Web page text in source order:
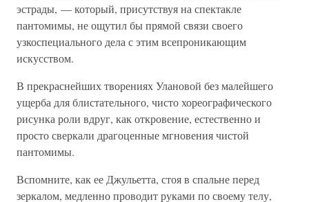
эстрады, — который, присутствуя на спектакле
пантомимы, не ощутил бы прямой связи своего
узкоспециального дела с этим всепроникающим
искусством.
В прекраснейших творениях Улановой без малейшего
ущерба для блистательного, чисто хореографического
рисунка роли вдруг, как откровение, естественно и
просто сверкали драгоценные мгновения чистой
пантомимы.
Вспомните, как ее Джульетта, стоя в спальне перед
зеркалом, медленно проводит руками по своему телу,